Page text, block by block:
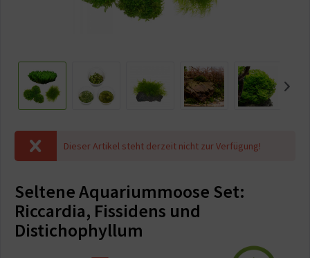
Dieser Artikel steht derzeit nicht zur Verfügung!
Seltene Aquariummoose Set:
Riccardia, Fissidens und
Distichophyllum